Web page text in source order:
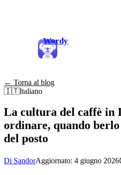
Wordy
← Torna al blog
🇮🇹Italiano
La cultura del caffè in
ordinare, quando
del posto
Di SandorAggiornato: 4 giugno 2026